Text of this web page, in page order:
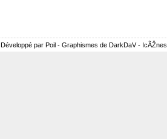
Développé par Poil - Graphismes de DarkDaV -